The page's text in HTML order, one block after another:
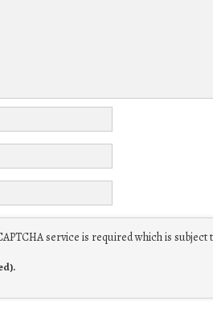
service is required which is subject